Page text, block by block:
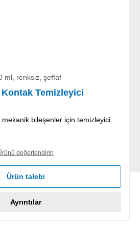
ml, renksiz, şeffaf
Temizleyici
bileşenler için temizleyici
değerlendirin
Ürün talebi
Ayrıntılar